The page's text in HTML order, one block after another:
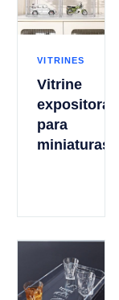
VITRINES
Vitrine
expositora
para
miniaturas